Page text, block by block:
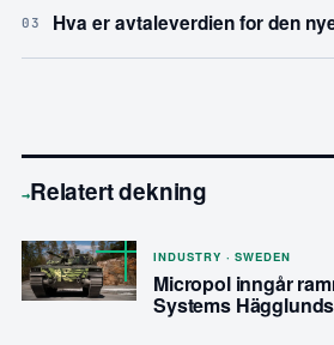
03 Hva er avtaleverdien for den
→Relatert dekning
INDUSTRY · SWEDEN
Micropol inngår
Systems Hägglunds